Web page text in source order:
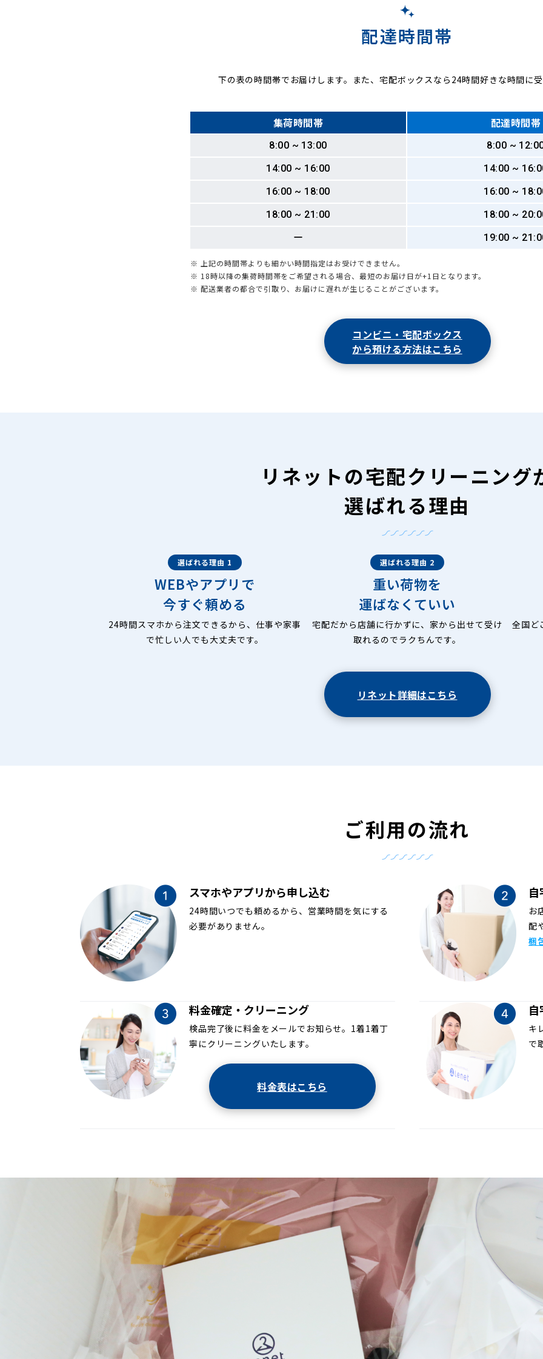
配達時間帯
下の表の時間帯でお届けします。また、宅配ボックスなら24時間好きな時間に
集荷時間帯 配達時間帯
8:00 ~ 13:00
8:00 ~
14:00 ~ 16:00
14:00 ~
16:00 ~ 18:00
16:00 ~
18:00 ~ 21:00
18:00 ~
ー
19:00 ~
※ 上記の時間帯よりも細かい時間指定はお受けできません。
※ 18時以降の集荷時間帯をご希望される場合、最短のお届け日が+1日となります。
※ 配送業者の都合で引取り、お届けに遅れが生じることがございます。
コンビニ・宅配ボックス
から預ける方法はこちら
リネットの宅配クリーニング
選ばれる理由
選ばれる理由 1
WEBやアプリで
今すぐ頼める
24時間スマホから注文できるから、仕事や家事
で忙しい人でも大丈夫です。
選ばれる理由 2
重い荷物を
運ばなくていい
宅配だから店舗に行かずに、家から出せて受け
取れるのでラクちんです。
全国ど
リネット詳細はこちら
ご利用の流れ
スマホやアプリから申し込む
24時間いつでも頼めるから、営業時間を気にする
必要がありません。
お
配
梱
料金確定・クリーニング
検品完了後に料金をメールでお知らせ。1着1着丁
寧にクリーニングいたします。
料金表はこちら
キ
で